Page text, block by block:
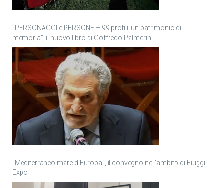
“PERSONAGGI e PERSONE – 99 profili, un patrimonio di
memoria”, il nuovo libro di Goffredo Palmerini
“Mediterraneo mare d’Europa”, il convegno nell’ambito di Fiuggi
Expo